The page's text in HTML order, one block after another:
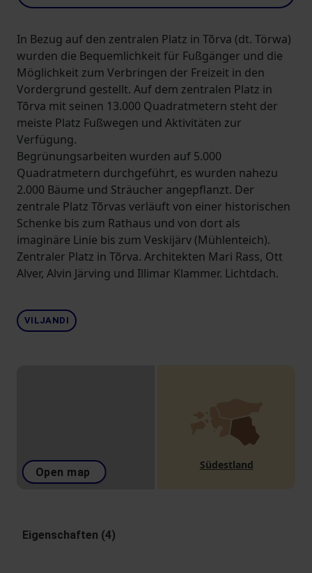
In Bezug auf den zentralen Platz in Tõrva (dt. Törwa)
wurden die Bequemlichkeit für Fußgänger und die
Möglichkeit zum Verbringen der Freizeit in den
Vordergrund gestellt. Auf dem zentralen Platz in
Tõrva mit seinen 13.000 Quadratmetern steht der
meiste Platz Fußwegen und Aktivitäten zur
Verfügung.
Begrünungsarbeiten wurden auf 5.000
Quadratmetern durchgeführt, es wurden nahezu
2.000 Bäume und Sträucher angepflanzt. Der
zentrale Platz Tõrvas verläuft von einer historischen
Schenke bis zum Rathaus und von dort als
imaginäre Linie bis zum Veskijärv (Mühlenteich).
Zentraler Platz in Tõrva. Architekten Mari Rass, Ott
Alver, Alvin Järving und Illimar Klammer. Lichtdach.
VILJANDI
Open map
Südestland
Eigenschaften (4)